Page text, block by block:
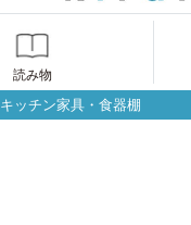
読み物
キッチン家具・食器棚